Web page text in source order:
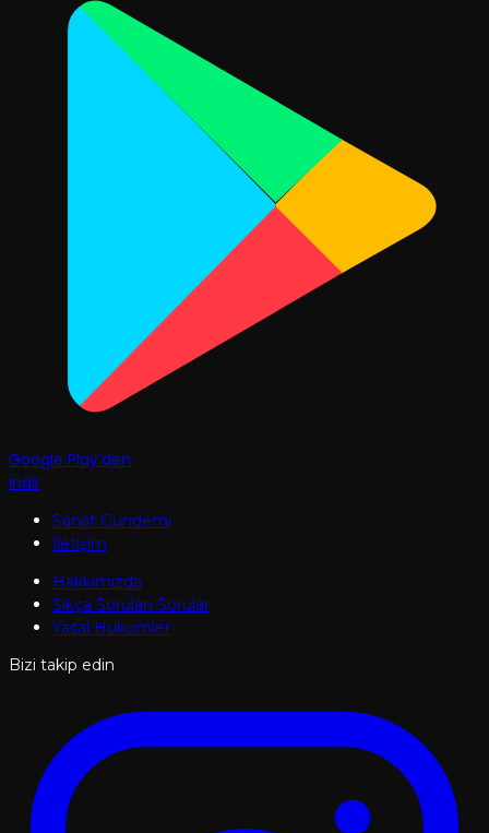
Google Play'den
İndir
Sanat Gündemi
İletişim
Hakkımızda
Sıkça Sorulan Sorular
Yasal Hükümler
Bizi takip edin